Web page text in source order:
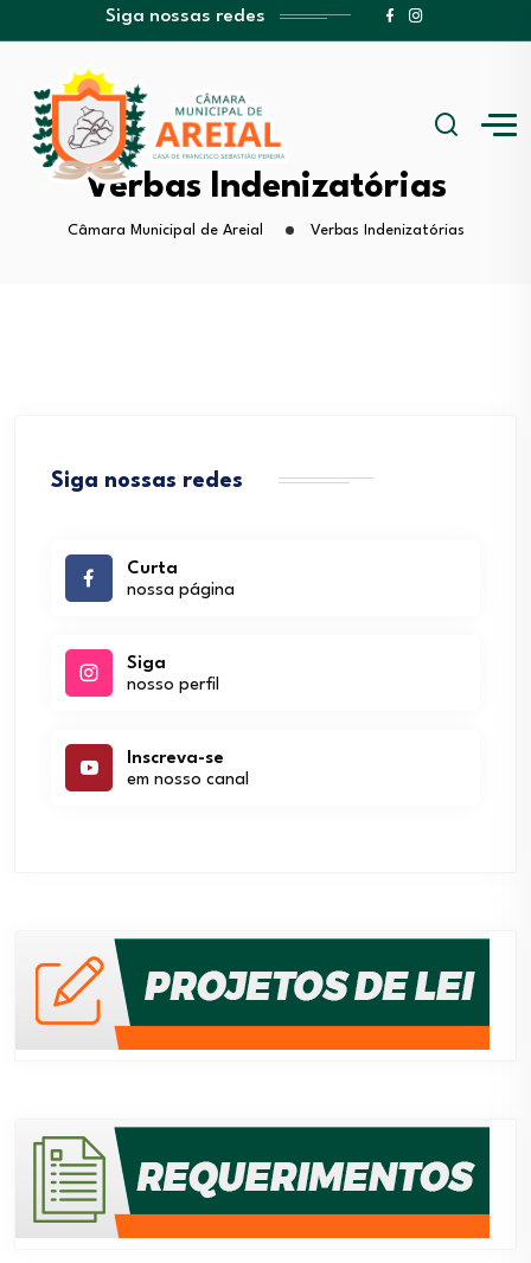
Siga nossas redes
Verbas Indenizatórias
Câmara Municipal de Areial Verbas Indenizatórias
Siga nossas redes
Curta
nossa página
Siga
nosso perfil
Inscreva-se
em nosso canal